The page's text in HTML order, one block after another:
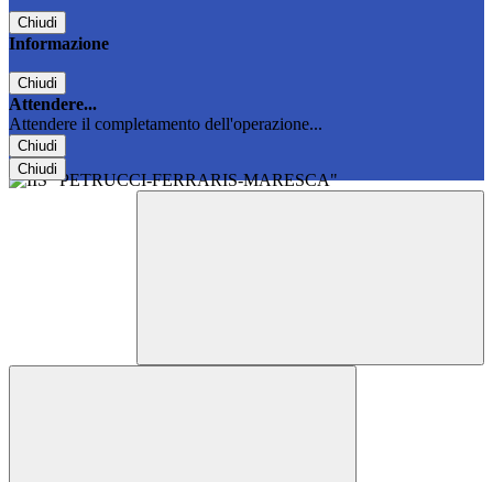
Chiudi
Informazione
Chiudi
Attendere...
Attendere il completamento dell'operazione...
Chiudi
Chiudi